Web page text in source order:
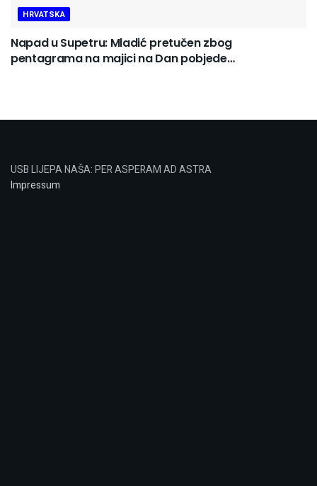
HRVATSKA
Napad u Supetru: Mladić pretučen zbog
pentagrama na majici na Dan pobjede…
USB LIJEPA NAŠA: PER ASPERAM AD ASTRA
Impressum